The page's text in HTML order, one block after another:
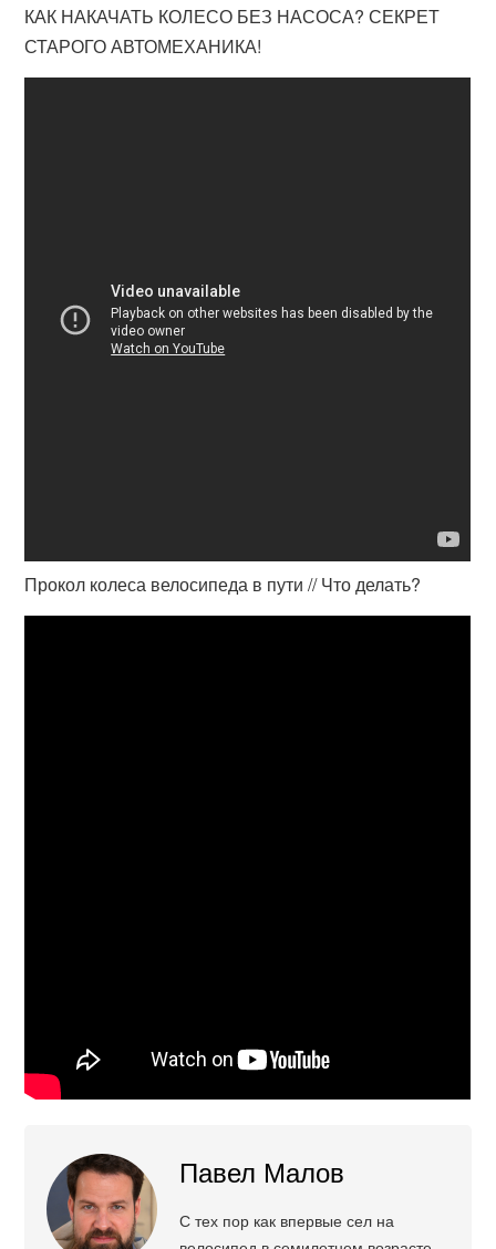
КАК НАКАЧАТЬ КОЛЕСО БЕЗ НАСОСА? СЕКРЕТ
СТАРОГО АВТОМЕХАНИКА!
Прокол колеса велосипеда в пути // Что делать?
Павел Малов
С тех пор как впервые сел на